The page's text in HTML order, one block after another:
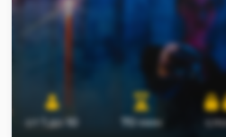
от до 10 70мин